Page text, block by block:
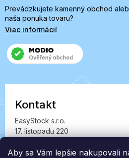
Aby sa Vám lepšie nakupovali
Prevádzkujete kamenný obchod
naša ponuka tovaru?
Viac informácií
Kontakt
EasyStock s.r.o.
17. listopadu 220
IČ: 07727402, DIČ: CZ07727402